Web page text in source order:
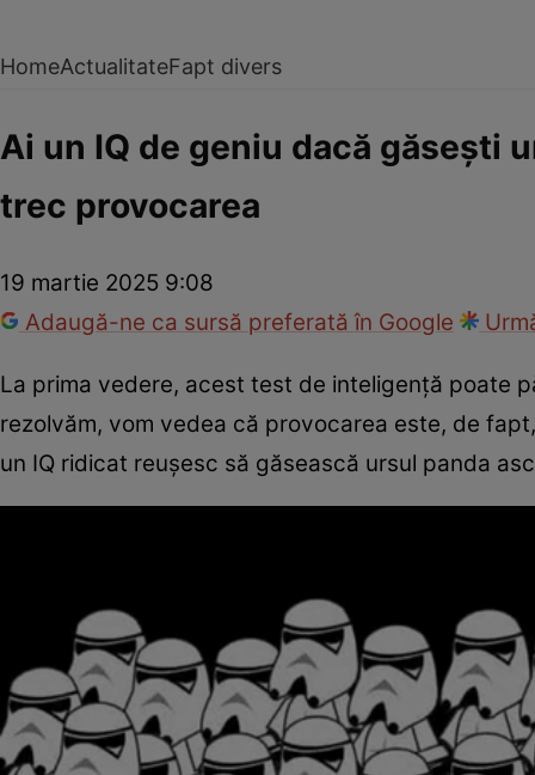
HomeActualitateFapt divers
Ai un IQ de geniu dacă găsești
trec provocarea
19 martie 2025 9:08
Adaugă-ne ca sursă preferată în Google
La prima vedere, acest test de inteligență poate
rezolvăm, vom vedea că provocarea este, de
un IQ ridicat reușesc să găsească ursul panda